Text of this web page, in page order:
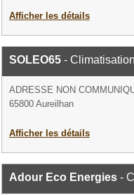
Afficher les détails
SOLEO65 - Climatisation
ADRESSE NON
65800 Aureilhan
Afficher les détails
Adour Eco Energies -